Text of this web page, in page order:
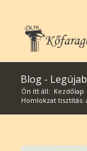
Blog -
Ön itt áll: Kezdőlap
Homlokzat tisztítás: